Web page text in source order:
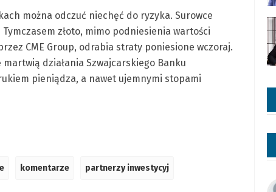
można odczuć niechęć do ryzyka. Surowce
złoto, mimo podniesienia wartości
CME Group, odrabia straty poniesione wczoraj.
działania Szwajcarskiego Banku
pieniądza, a nawet ujemnymi stopami
komentarze partnerzy inwestycyj